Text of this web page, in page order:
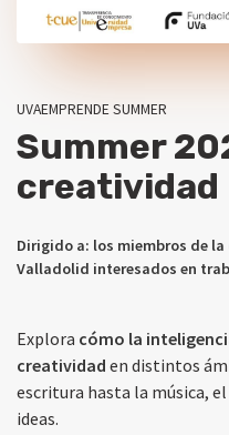
UVAEMPRENDE SUMMER
Summer
creatividad
Dirigido a: los miembros de
Valladolid interesados en
Explora cómo la
creatividad en distintos
escritura hasta la música,
ideas.